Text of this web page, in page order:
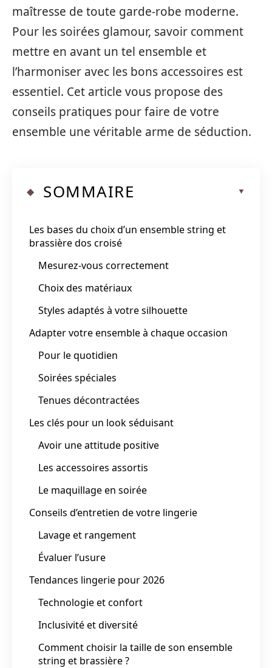
maîtresse de toute garde-robe moderne.
Pour les soirées glamour, savoir comment
mettre en avant un tel ensemble et
l’harmoniser avec les bons accessoires est
essentiel. Cet article vous propose des
conseils pratiques pour faire de votre
ensemble une véritable arme de séduction.
SOMMAIRE
Les bases du choix d’un ensemble string et
brassière dos croisé
Mesurez-vous correctement
Choix des matériaux
Styles adaptés à votre silhouette
Adapter votre ensemble à chaque occasion
Pour le quotidien
Soirées spéciales
Tenues décontractées
Les clés pour un look séduisant
Avoir une attitude positive
Les accessoires assortis
Le maquillage en soirée
Conseils d’entretien de votre lingerie
Lavage et rangement
Évaluer l’usure
Tendances lingerie pour 2026
Technologie et confort
Inclusivité et diversité
Comment choisir la taille de son ensemble
string et brassière ?